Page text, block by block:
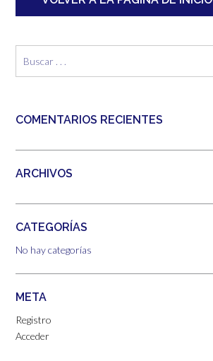
COMENTARIOS RECIENTES
ARCHIVOS
CATEGORÍAS
No hay categorías
META
Registro
Acceder